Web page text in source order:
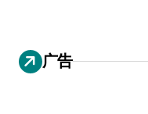
广告